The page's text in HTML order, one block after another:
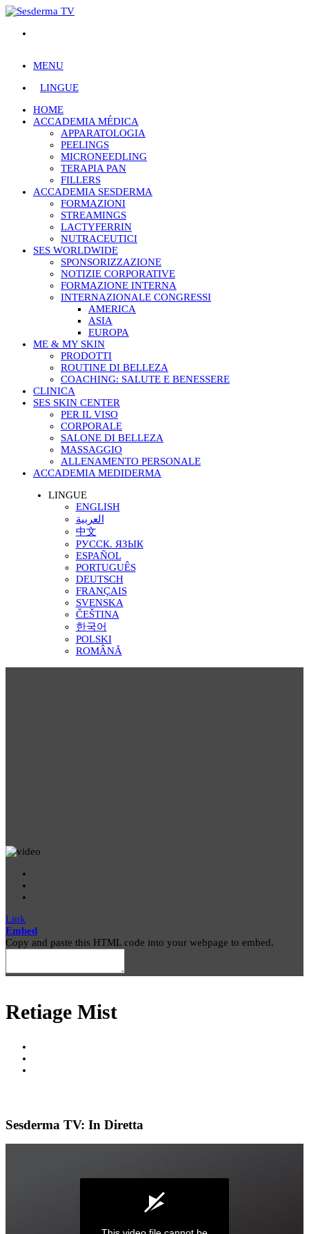
MENU
LINGUE
HOME
ACCADEMIA MÉDICA
APPARATOLOGIA
PEELINGS
MICRONEEDLING
TERAPIA PAN
FILLERS
ACCADEMIA SESDERMA
FORMAZIONI
STREAMINGS
LACTYFERRIN
NUTRACEUTICI
SES WORLDWIDE
SPONSORIZZAZIONE
NOTIZIE CORPORATIVE
FORMAZIONE INTERNA
INTERNAZIONALE CONGRESSI
AMERICA
ASIA
EUROPA
ME & MY SKIN
PRODOTTI
ROUTINE DI BELLEZA
COACHING: SALUTE E BENESSERE
CLINICA
SES SKIN CENTER
PER IL VISO
CORPORALE
SALONE DI BELLEZA
MASSAGGIO
ALLENAMENTO PERSONALE
ACCADEMIA MEDIDERMA
LINGUE
ENGLISH
العربية
中文
РУССК. ЯЗЫК
ESPAÑOL
PORTUGUÊS
DEUTSCH
FRANÇAIS
SVENSKA
ČEŠTINA
한국어
POLSKI
ROMÂNĂ
Link
Embed
Copy and paste this HTML code into your webpage to embed.
Retiage Mist
Sesderma TV: In Diretta